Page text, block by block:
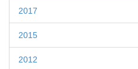
2017
2015
2012